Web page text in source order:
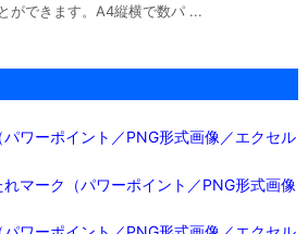
ができます。A4縦横で数パ ...
ワーポイント／PNG形式画像／エクセル
マーク（パワーポイント／PNG形式画像